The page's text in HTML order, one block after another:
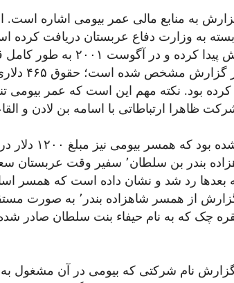
به منابع مالی عمر بیومی اشاره است.
به وزارت دفاع عربستان دریافت کرده
آوریل سال ۲۰۰۰ افزایش پیدا
کرده بود. نکته مهم این است که عمر بیومی
ظاهرا ارتباطاتی با اسامه بن لادن و
در سال ۲۰۰۲
بنت سلطان همسر شاهزاده بندر بن‌ سلطان٬
رد شد و نشان داده است که همسر
افراد ذکر شده در این گزارش از
چک که به نام حیفاء بنت سلطان صادر